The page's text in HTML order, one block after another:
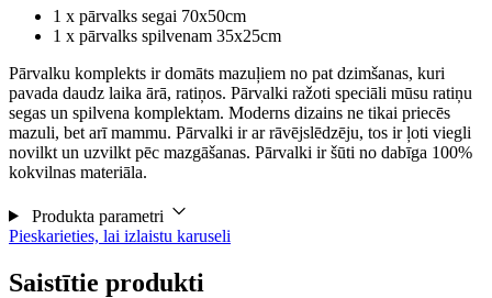
1 x pārvalks segai 70x50cm
1 x pārvalks spilvenam 35x25cm
Pārvalku komplekts ir domāts mazuļiem no pat dzimšanas, kuri
pavada daudz laika ārā, ratiņos. Pārvalki ražoti speciāli mūsu ratiņu
segas un spilvena komplektam. Moderns dizains ne tikai priecēs
mazuli, bet arī mammu. Pārvalki ir ar rāvējslēdzēju, tos ir ļoti viegli
novilkt un uzvilkt pēc mazgāšanas. Pārvalki ir šūti no dabīga 100%
kokvilnas materiāla.
Produkta parametri
Pieskarieties, lai izlaistu karuseli
Saistītie produkti